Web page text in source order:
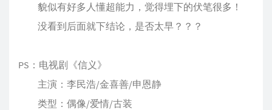
貌似有好多人懂超能力，觉得埋下的伏笔很多！
没看到后面就下结论，是否太早？？？
PS：电视剧《信义》
主演：李民浩/金喜善/申恩静
类型：偶像/爱情/古装